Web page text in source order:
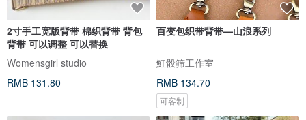
2寸手工宽版背带 棉织背带 背包
背带 可以调整 可以替换
Womensgirl studio
RMB 131.80
百变包织带背带—山浪系列
魟骰筛工作室
RMB 134.70
可客制